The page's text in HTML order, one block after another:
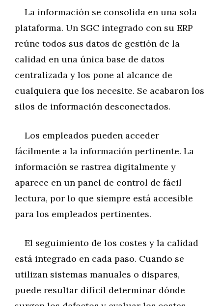
La información se consolida en una sola
plataforma. Un SGC integrado con su ERP
reúne todos sus datos de gestión de la
calidad en una única base de datos
centralizada y los pone al alcance de
cualquiera que los necesite. Se acabaron los
silos de información desconectados.
Los empleados pueden acceder
fácilmente a la información pertinente. La
información se rastrea digitalmente y
aparece en un panel de control de fácil
lectura, por lo que siempre está accesible
para los empleados pertinentes.
El seguimiento de los costes y la calidad
está integrado en cada paso. Cuando se
utilizan sistemas manuales o dispares,
puede resultar difícil determinar dónde